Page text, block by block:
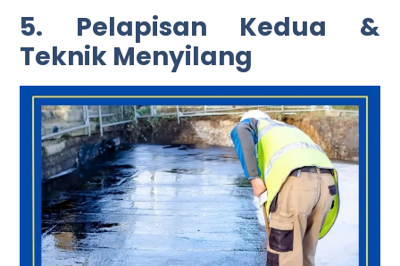
5. Pelapisan Kedua &
Teknik Menyilang